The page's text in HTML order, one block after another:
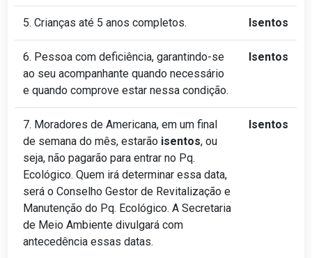
5. Crianças até 5 anos completos. Isentos
6. Pessoa com deficiência, garantindo-se
ao seu acompanhante quando necessário
e quando comprove estar nessa condição.
Isentos
7. Moradores de Americana, em um final
de semana do mês, estarão isentos, ou
seja, não pagarão para entrar no Pq.
Ecológico. Quem irá determinar essa data,
será o Conselho Gestor de Revitalização e
Manutenção do Pq. Ecológico. A Secretaria
de Meio Ambiente divulgará com
antecedência essas datas.
Isentos